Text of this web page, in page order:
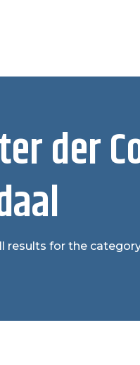
der
results for the